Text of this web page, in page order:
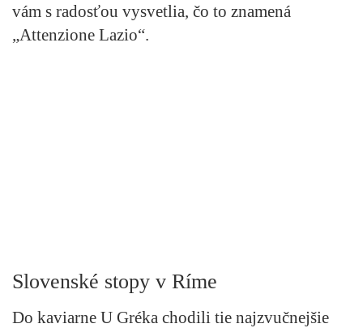
vám s radosťou vysvetlia, čo to znamená
„Attenzione Lazio“.
Slovenské stopy v Ríme
Do kaviarne U Gréka chodili tie najzvučnejšie